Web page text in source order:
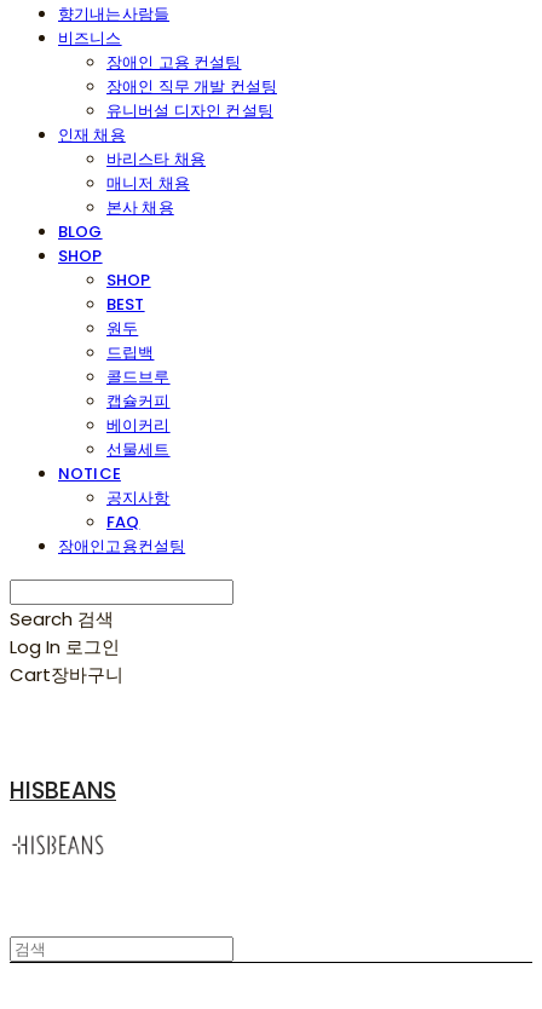
향기내는사람들
비즈니스
장애인 고용 컨설팅
장애인 직무 개발 컨설팅
유니버설 디자인 컨설팅
인재 채용
바리스타 채용
매니저 채용
본사 채용
BLOG
SHOP
SHOP
BEST
원두
드립백
콜드브루
캡슐커피
베이커리
선물세트
NOTICE
공지사항
FAQ
장애인고용컨설팅
Search 검색
Log In 로그인
Cart장바구니
HISBEANS